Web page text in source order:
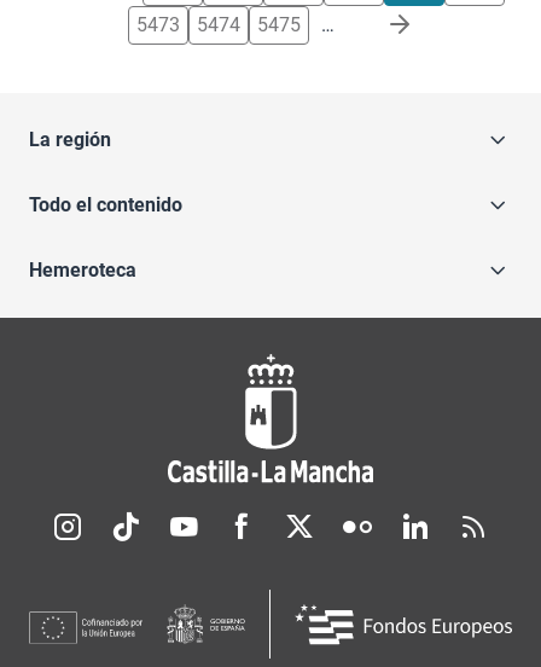
5473
5474 5475 …
La región
Todo el contenido
Hemeroteca
Redes sociales JCCM